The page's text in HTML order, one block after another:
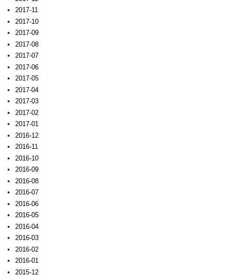
2017-11
2017-10
2017-09
2017-08
2017-07
2017-06
2017-05
2017-04
2017-03
2017-02
2017-01
2016-12
2016-11
2016-10
2016-09
2016-08
2016-07
2016-06
2016-05
2016-04
2016-03
2016-02
2016-01
2015-12